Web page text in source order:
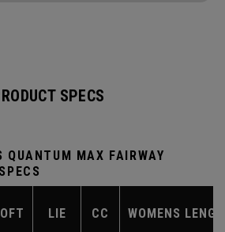
SPECS
QUANTUM MAX FAIRWAY
LIE CC WOMENS